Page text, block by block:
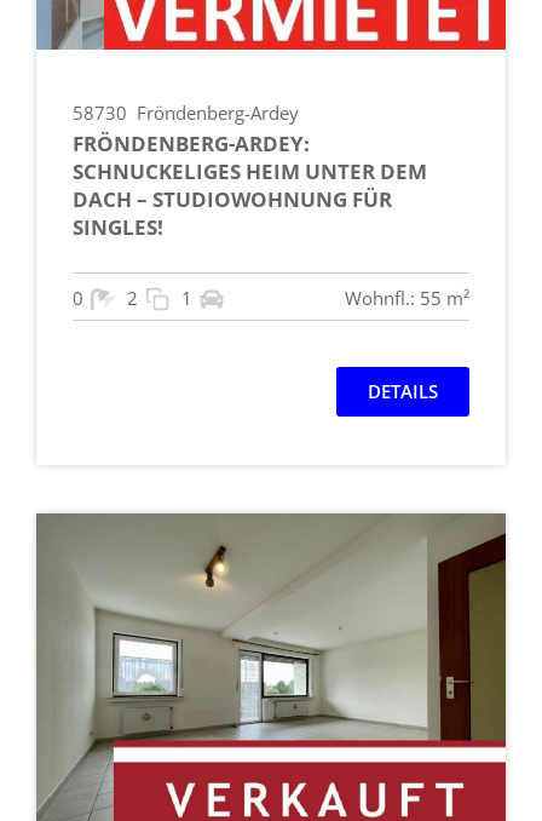
58730 Fröndenberg-Ardey
FRÖNDENBERG-ARDEY:
SCHNUCKELIGES HEIM UNTER DEM
DACH – STUDIOWOHNUNG FÜR
SINGLES!
0 2 1 Wohnfl.: 55 m²
DETAILS